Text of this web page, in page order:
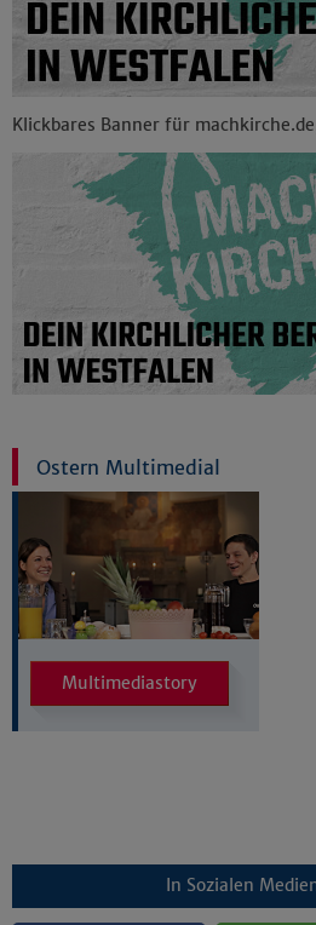
Klickbares Banner für
Ostern Multimedial
Multimediastory
In Sozialen